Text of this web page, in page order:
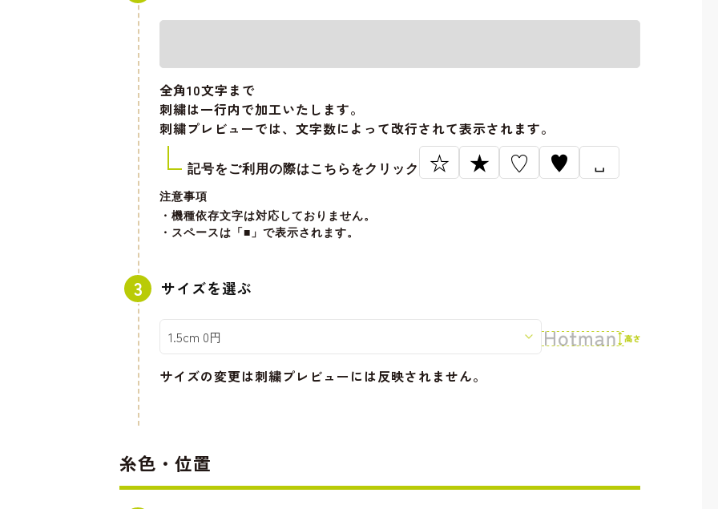
全角10文字 まで
刺繍は一行内で加工いたします。
刺繍プレビューでは、文字数によって改行されて表示されます。
記号をご利用の際はこちらをクリック ☆ ★ ♡ ♥ ␣
注意事項
・機種依存文字は対応しておりません。
・スペースは「■」で表示されます。
サイズを選ぶ
サイズの変更は刺繍プレビューには反映されません。
糸色・位置